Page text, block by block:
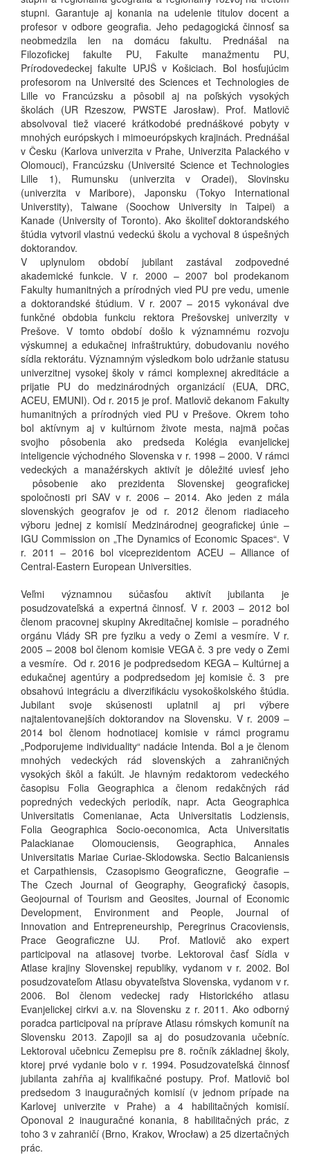
stupni. Garantuje aj konania na udelenie titulov docent a
profesor v odbore geografia. Jeho pedagogická činnosť sa
neobmedzila len na domácu fakultu. Prednášal na
Filozofickej fakulte PU, Fakulte manažmentu PU,
Prírodovedeckej fakulte UPJŠ v Košiciach. Bol hosťujúcim
profesorom na Université des Sciences et Technologies de
Lille vo Francúzsku a pôsobil aj na poľských vysokých
školách (UR Rzeszow, PWSTE Jarosław). Prof. Matlovič
absolvoval tiež viaceré krátkodobé prednáškové pobyty v
mnohých európskych i mimoeurópskych krajinách. Prednášal
v Česku (Karlova univerzita v Prahe, Univerzita Palackého v
Olomouci), Francúzsku (Université Science et Technologies
Lille 1), Rumunsku (univerzita v Oradei), Slovinsku
(univerzita v Maribore), Japonsku (Tokyo International
Universtity), Taiwane (Soochow University in Taipei) a
Kanade (University of Toronto). Ako školiteľ doktorandského
štúdia vytvoril vlastnú vedeckú školu a vychoval 8 úspešných
doktorandov.
V uplynulom období jubilant zastával zodpovedné
akademické funkcie. V r. 2000 – 2007 bol prodekanom
Fakulty humanitných a prírodných vied PU pre vedu, umenie
a doktorandské štúdium. V r. 2007 – 2015 vykonával dve
funkčné obdobia funkciu rektora Prešovskej univerzity v
Prešove. V tomto období došlo k významnému rozvoju
výskumnej a edukačnej infraštruktúry, dobudovaniu nového
sídla rektorátu. Významným výsledkom bolo udržanie statusu
univerzitnej vysokej školy v rámci komplexnej akreditácie a
prijatie PU do medzinárodných organizácií (EUA, DRC,
ACEU, EMUNI). Od r. 2015 je prof. Matlovič dekanom Fakulty
humanitných a prírodných vied PU v Prešove. Okrem toho
bol aktívnym aj v kultúrnom živote mesta, najmä počas
svojho pôsobenia ako predseda Kolégia evanjelickej
inteligencie východného Slovenska v r. 1998 – 2000. V rámci
vedeckých a manažérskych aktivít je dôležité uviesť jeho
pôsobenie ako prezidenta Slovenskej geografickej
spoločnosti pri SAV v r. 2006 – 2014. Ako jeden z mála
slovenských geografov je od r. 2012 členom riadiaceho
výboru jednej z komisií Medzinárodnej geografickej únie –
IGU Commission on „The Dynamics of Economic Spaces“. V
r. 2011 – 2016 bol viceprezidentom ACEU – Alliance of
Central-Eastern European Universities.
Veľmi významnou súčasťou aktivít jubilanta je
posudzovateľská a expertná činnosť. V r. 2003 – 2012 bol
členom pracovnej skupiny Akreditačnej komisie – poradného
orgánu Vlády SR pre fyziku a vedy o Zemi a vesmíre. V r.
2005 – 2008 bol členom komisie VEGA č. 3 pre vedy o Zemi
a vesmíre. Od r. 2016 je podpredsedom KEGA – Kultúrnej a
edukačnej agentúry a podpredsedom jej komisie č. 3 pre
obsahovú integráciu a diverzifikáciu vysokoškolského štúdia.
Jubilant svoje skúsenosti uplatnil aj pri výbere
najtalentovanejších doktorandov na Slovensku. V r. 2009 –
2014 bol členom hodnotiacej komisie v rámci programu
„Podporujeme individuality“ nadácie Intenda. Bol a je členom
mnohých vedeckých rád slovenských a zahraničných
vysokých škôl a fakúlt. Je hlavným redaktorom vedeckého
časopisu Folia Geographica a členom redakčných rád
popredných vedeckých periodík, napr. Acta Geographica
Universitatis Comenianae, Acta Universitatis Lodziensis,
Folia Geographica Socio-oeconomica, Acta Universitatis
Palackianae Olomouciensis, Geographica, Annales
Universitatis Mariae Curiae-Sklodowska. Sectio Balcaniensis
et Carpathiensis, Czasopismo Geograficzne, Geografie –
The Czech Journal of Geography, Geografický časopis,
Geojournal of Tourism and Geosites, Journal of Economic
Development, Environment and People, Journal of
Innovation and Entrepreneurship, Peregrinus Cracoviensis,
Prace Geograficzne UJ. Prof. Matlovič ako expert
participoval na atlasovej tvorbe. Lektoroval časť Sídla v
Atlase krajiny Slovenskej republiky, vydanom v r. 2002. Bol
posudzovateľom Atlasu obyvateľstva Slovenska, vydanom v r.
2006. Bol členom vedeckej rady Historického atlasu
Evanjelickej cirkvi a.v. na Slovensku z r. 2011. Ako odborný
poradca participoval na príprave Atlasu rómskych komunít na
Slovensku 2013. Zapojil sa aj do posudzovania učebníc.
Lektoroval učebnicu Zemepisu pre 8. ročník základnej školy,
ktorej prvé vydanie bolo v r. 1994. Posudzovateľská činnosť
jubilanta zahŕňa aj kvalifikačné postupy. Prof. Matlovič bol
predsedom 3 inauguračných komisií (v jednom prípade na
Karlovej univerzite v Prahe) a 4 habilitačných komisií.
Oponoval 2 inauguračné konania, 8 habilitačných prác, z
toho 3 v zahraničí (Brno, Krakov, Wrocław) a 25 dizertačných
prác.